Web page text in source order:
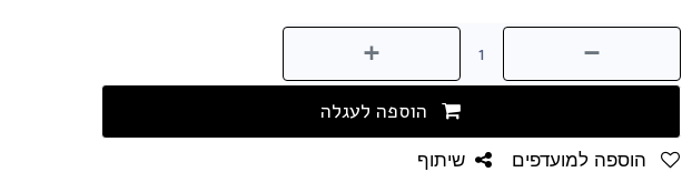
הוספה לעגלה
הוספה למועדפים
שיתוף